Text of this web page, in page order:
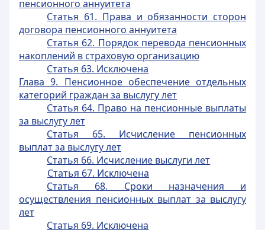
пенсионного аннуитета
Статья 61. Права и обязанности сторон
договора пенсионного аннуитета
Статья 62. Порядок перевода пенсионных
накоплений в страховую организацию
Статья 63. Исключена
Глава 9. Пенсионное обеспечение отдельных
категорий граждан за выслугу лет
Статья 64. Право на пенсионные выплаты
за выслугу лет
Статья 65. Исчисление пенсионных
выплат за выслугу лет
Статья 66. Исчисление выслуги лет
Статья 67. Исключена
Статья 68. Сроки назначения и
осуществления пенсионных выплат за выслугу
лет
Статья 69. Исключена